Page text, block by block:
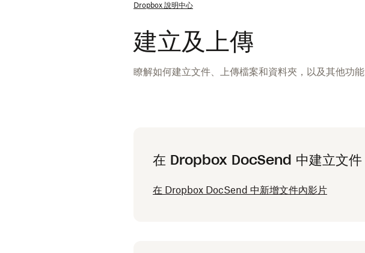
Dropbox 說明中心
建立及上傳
瞭解如何建立文件、上傳檔案和資料夾，以及其他功能
在 Dropbox DocSend 中建立文件
在 Dropbox DocSend 中新增文件內影片